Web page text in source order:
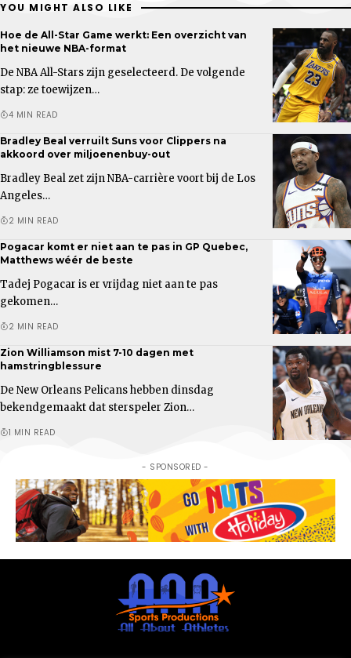
YOU MIGHT ALSO LIKE
Hoe de All-Star Game werkt: Een overzicht van
het nieuwe NBA-format
De NBA All-Stars zijn geselecteerd. De volgende
stap: ze toewijzen…
4 MIN READ
Bradley Beal verruilt Suns voor Clippers na
akkoord over miljoenenbuy-out
Bradley Beal zet zijn NBA-carrière voort bij de Los
Angeles…
2 MIN READ
Pogacar komt er niet aan te pas in GP Quebec,
Matthews wéér de beste
Tadej Pogacar is er vrijdag niet aan te pas
gekomen…
2 MIN READ
Zion Williamson mist 7-10 dagen met
hamstringblessure
De New Orleans Pelicans hebben dinsdag
bekendgemaakt dat sterspeler Zion…
1 MIN READ
- SPONSORED -